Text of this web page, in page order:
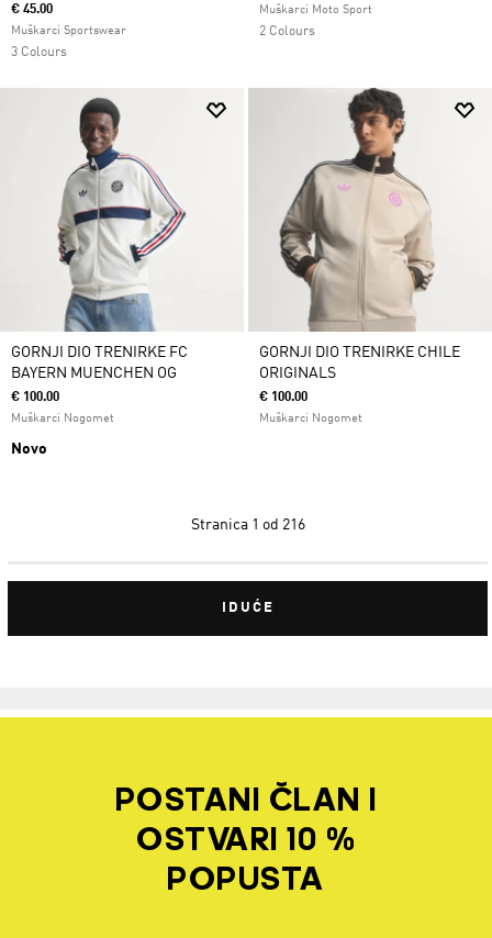
€ 45.00
Muškarci Sportswear
3 Colours
Muškarci Moto Sport
2 Colours
GORNJI DIO TRENIRKE FC
BAYERN MUENCHEN OG
€ 100.00
Muškarci Nogomet
Novo
GORNJI DIO TRENIRKE CHILE
ORIGINALS
€ 100.00
Muškarci Nogomet
Stranica 1 od 216
IDUĆE
POSTANI ČLAN I
OSTVARI 10 %
POPUSTA